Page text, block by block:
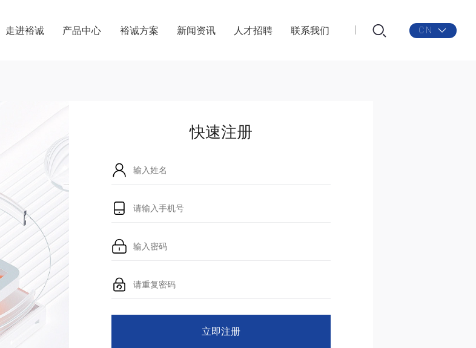
走进裕诚 产品中心 裕诚方案 新闻资讯 人才招聘 联系我们 CN
快速注册
立即注册